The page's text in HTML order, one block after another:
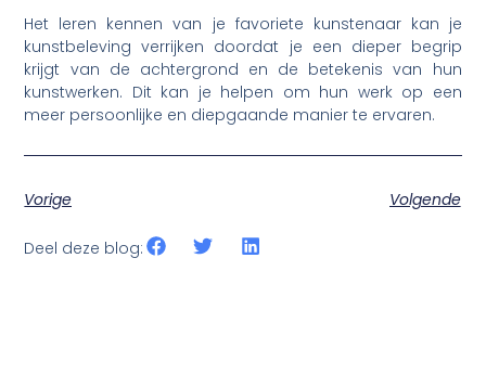
Het leren kennen van je favoriete kunstenaar kan je
kunstbeleving verrijken doordat je een dieper begrip
krijgt van de achtergrond en de betekenis van hun
kunstwerken. Dit kan je helpen om hun werk op een
meer persoonlijke en diepgaande manier te ervaren.
Vorige Volgende
Deel deze blog: